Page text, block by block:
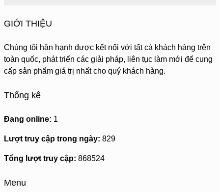
GIỚI THIỆU
Chúng tôi hân hạnh được kết nối với tất cả khách hàng trên
toàn quốc, phát triển các giải pháp, liên tục làm mới để cung
cấp sản phẩm giá trị nhất cho quý khách hàng.
Thống kê
Đang online: 1
Lượt truy cập trong ngày: 829
Tổng lượt truy cập: 868524
Menu